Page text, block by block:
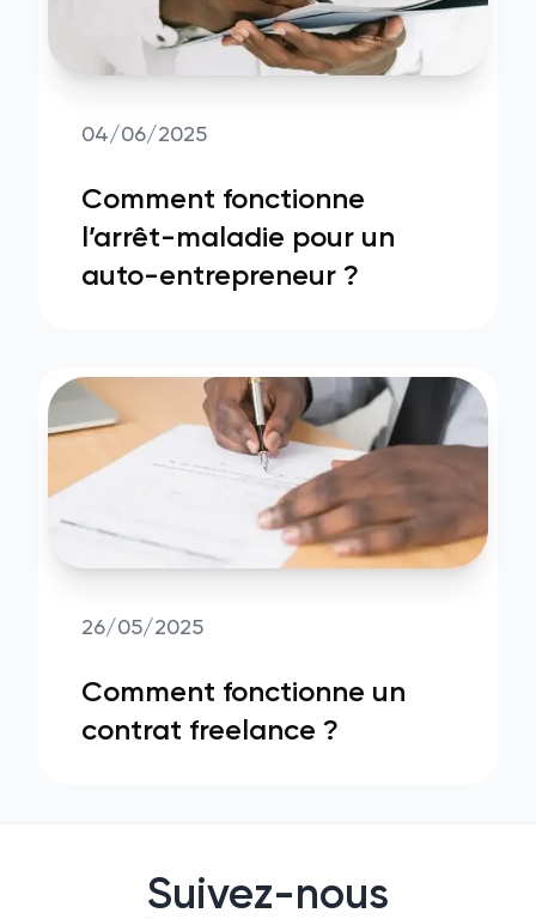
04/06/2025
Comment fonctionne
l’arrêt-maladie pour un
auto-entrepreneur ?
26/05/2025
Comment fonctionne un
contrat freelance ?
Suivez-nous